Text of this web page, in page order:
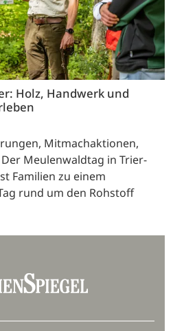
Holz, Handwerk und
Mitmachaktionen,
Meulenwaldtag in Trier-
Familien zu einem
rund um den Rohstoff